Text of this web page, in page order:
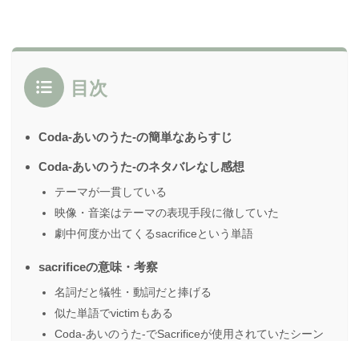
目次
Coda-あいのうた-の簡単なあらすじ
Coda-あいのうた-のネタバレなし感想
テーマが一貫している
映像・音楽はテーマの表現手段に徹していた
劇中何度か出てくるsacrificeという単語
sacrificeの意味・考察
名詞だと犠牲・動詞だと捧げる
似た単語でvictimもある
Coda-あいのうた-でSacrificeが使用されていたシーン